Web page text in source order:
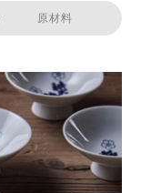
原材料